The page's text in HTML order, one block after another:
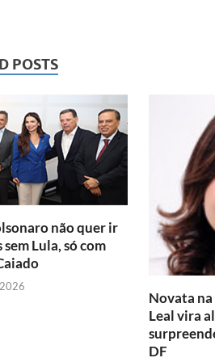
b
o
o
k
A
p
p
POSTS
não quer ir
Lula, só com
Novata
Leal vira
DF